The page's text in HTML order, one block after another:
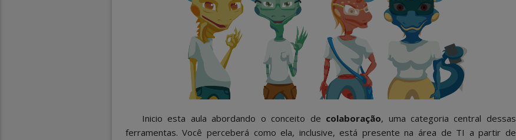
Inicio esta aula abordando o conceito de colaboração, uma categoria central dessas
ferramentas. Você perceberá como ela, inclusive, está presente na área de TI a partir de